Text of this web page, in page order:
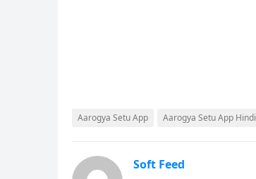
Aarogya Setu App Aarogya Setu App Hindi
Soft Feed